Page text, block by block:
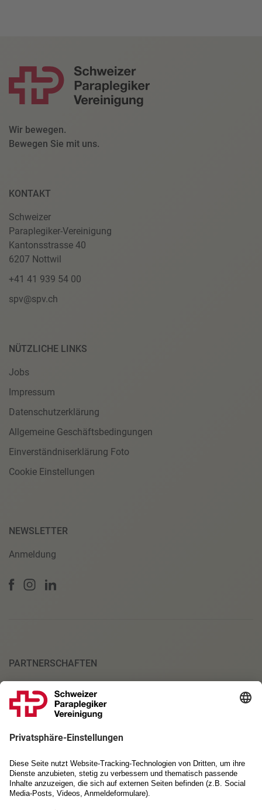
Wir bewegen.
Bewegen Sie mit uns.
KONTAKT
Schweizer
Paraplegiker-Vereinigung
Kantonsstrasse 40
6207 Nottwil
+41 41 939 54 00
spv@spv.ch
NÜTZLICHE LINKS
Jobs
Impressum
Datenschutzerklärung
Allgemeine Geschäftsbedingungen
Einverständniserklärung Foto
Cookie Einstellungen
NEWSLETTER
Anmeldung
PARTNERSCHAFTEN